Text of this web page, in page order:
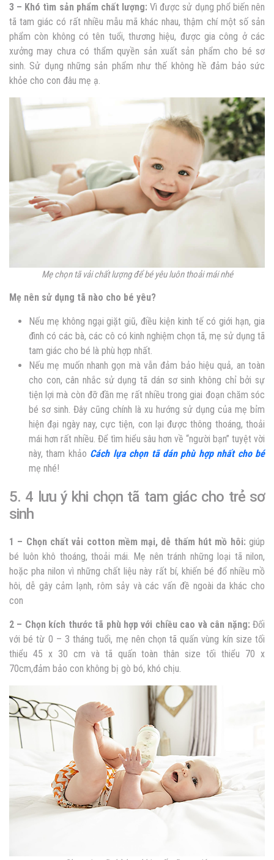
3 – Khó tìm sản phẩm chất lượng: Vì được sử dụng phổ biến nên
tã tam giác có rất nhiều mẫu mã khác nhau, thậm chí một số sản
phẩm còn không có tên tuổi, thương hiệu, được gia công ở các
xưởng may chưa có thẩm quyền sản xuất sản phẩm cho bé sơ
sinh. Sử dụng những sản phẩm như thế không hề đảm bảo sức
khỏe cho con đâu mẹ ạ.
Mẹ chọn tã vải chất lượng để bé yêu luôn thoải mái nhé
Mẹ nên sử dụng tã nào cho bé yêu?
Nếu mẹ không ngại giặt giũ, điều kiện kinh tế có giới hạn, gia
đình có các bà, các cô có kinh nghiệm chọn tã, mẹ sử dụng tã
tam giác cho bé là phù hợp nhất.
Nếu mẹ muốn nhanh gọn mà vẫn đảm bảo hiệu quả, an toàn
cho con, cân nhắc sử dụng tã dán sơ sinh không chỉ bởi sự
tiện lợi mà còn đỡ đần mẹ rất nhiều trong giai đoạn chăm sóc
bé sơ sinh. Đây cũng chính là xu hướng sử dụng của mẹ bỉm
hiện đại ngày nay, cực tiện, con lại được thông thoáng, thoải
mái hơn rất nhiều. Để tìm hiểu sâu hơn về “người bạn” tuyệt vời
này, tham khảo Cách lựa chọn tã dán phù hợp nhất cho bé
mẹ nhé!
5. 4 lưu ý khi chọn tã tam giác cho trẻ sơ
sinh
1 – Chọn chất vải cotton mềm mại, dễ thấm hút mồ hôi: giúp
bé luôn khô thoáng, thoải mái. Mẹ nên tránh những loại tã nilon,
hoặc pha nilon vì những chất liệu này rất bí, khiến bé đổ nhiều mồ
hôi, dễ gây cảm lạnh, rôm sảy và các vấn đề ngoài da khác cho
con
2 – Chọn kích thước tã phù hợp với chiều cao và cân nặng: Đối
với bé từ 0 – 3 tháng tuổi, mẹ nên chọn tã quấn vùng kín size tối
thiểu 45 x 30 cm và tã quấn toàn thân size tối thiểu 70 x
70cm,đảm bảo con không bị gò bó, khó chịu.